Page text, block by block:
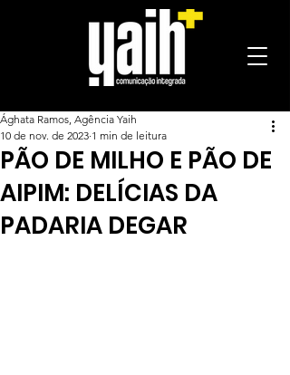
PÃO DE MILHO E PÃO DE
AIPIM: DELÍCIAS DA
PADARIA DEGAR
Ághata Ramos, Agência Yaih
10 de nov. de 2023 1 min de leitura